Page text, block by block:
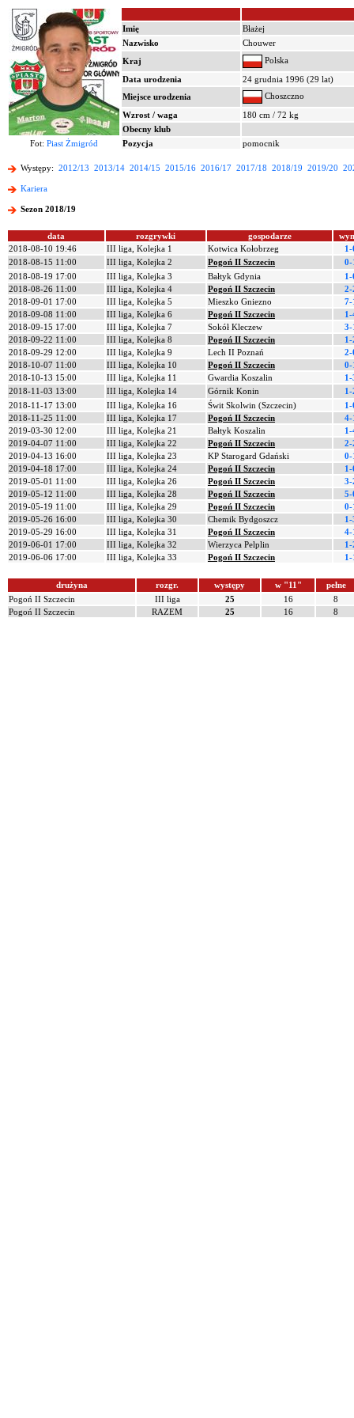
Imię
Błażej
Nazwisko
Chouwer
Kraj
Polska
Data urodzenia
24 grudnia 1996 (29 lat)
Miejsce urodzenia
Choszczno
Wzrost / waga
180 cm / 72 kg
Obecny klub
Fot: Piast Żmigród Pozycja pomocnik
Występy: 2012/13 2013/14 2014/15 2015/16 2016/17 2017/18 2018/19 2019/20
Kariera
Sezon 2018/19
data rozgrywki gospodarze
2018-08-10 19:46
III liga, Kolejka 1 Kotwica Kołobrzeg
1-
2018-08-15 11:00
III liga, Kolejka 2 Pogoń II Szczecin
0-
2018-08-19 17:00
III liga, Kolejka 3 Bałtyk Gdynia
1-
2018-08-26 11:00
III liga, Kolejka 4 Pogoń II Szczecin
2-
2018-09-01 17:00
III liga, Kolejka 5 Mieszko Gniezno
7-
2018-09-08 11:00
III liga, Kolejka 6 Pogoń II Szczecin
1-
2018-09-15 17:00
III liga, Kolejka 7 Sokół Kleczew
3-
2018-09-22 11:00
III liga, Kolejka 8 Pogoń II Szczecin
1-
2018-09-29 12:00
III liga, Kolejka 9 Lech II Poznań
2-
2018-10-07 11:00
III liga, Kolejka 10 Pogoń II Szczecin
0-
2018-10-13 15:00
III liga, Kolejka 11 Gwardia Koszalin
1-
2018-11-03 13:00
III liga, Kolejka 14 Górnik Konin
1-
2018-11-17 13:00
III liga, Kolejka 16 Świt Skolwin (Szczecin)
1-
2018-11-25 11:00
III liga, Kolejka 17 Pogoń II Szczecin
4-
2019-03-30 12:00
III liga, Kolejka 21 Bałtyk Koszalin
1-
2019-04-07 11:00
III liga, Kolejka 22 Pogoń II Szczecin
2-
2019-04-13 16:00
III liga, Kolejka 23 KP Starogard Gdański
0-
2019-04-18 17:00
III liga, Kolejka 24 Pogoń II Szczecin
1-
2019-05-01 11:00
III liga, Kolejka 26 Pogoń II Szczecin
3-
2019-05-12 11:00
III liga, Kolejka 28 Pogoń II Szczecin
5-
2019-05-19 11:00
III liga, Kolejka 29 Pogoń II Szczecin
0-
2019-05-26 16:00
III liga, Kolejka 30 Chemik Bydgoszcz
1-
2019-05-29 16:00
III liga, Kolejka 31 Pogoń II Szczecin
4-
2019-06-01 17:00
III liga, Kolejka 32 Wierzyca Pelplin
1-
2019-06-06 17:00
III liga, Kolejka 33 Pogoń II Szczecin 1-
drużyna rozgr. występy w "11"
pełne
Pogoń II Szczecin
III liga 25 16
8
Pogoń II Szczecin
RAZEM 25 16 8